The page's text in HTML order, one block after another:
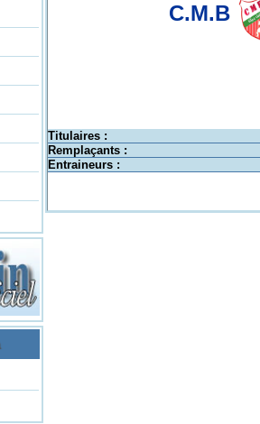
C.M.B
Titulaires :
Remplaçants :
Entraineurs :